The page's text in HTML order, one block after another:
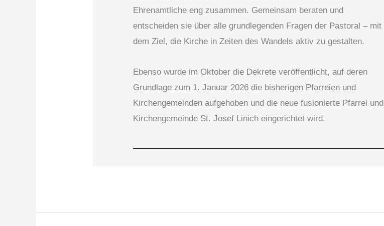
Ehrenamtliche eng zusammen. Gemeinsam beraten und
entscheiden sie über alle grundlegenden Fragen der Pastoral – mit
dem Ziel, die Kirche in Zeiten des Wandels aktiv zu gestalten.
Ebenso wurde im Oktober die Dekrete veröffentlicht, auf deren
Grundlage zum 1. Januar 2026 die bisherigen Pfarreien und
Kirchengemeinden aufgehoben und die neue fusionierte Pfarrei und
Kirchengemeinde St. Josef Linich eingerichtet wird.